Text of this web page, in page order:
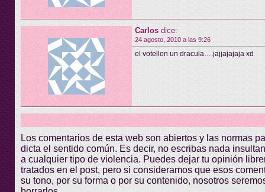
Carlos dice:
24 agosto, 2010 a las 9:26
el votellon un dracula….jajjajajaja xd
Los comentarios de esta web son abiertos y las normas
dicta el sentido común. Es decir, no escribas nada
a cualquier tipo de violencia. Puedes dejar tu opinión
tratados en el post, pero si consideramos que esos
su tono, por su forma o por su contenido, nosotros